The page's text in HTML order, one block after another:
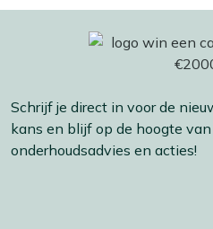
Schrijf je direct in voor de
kans en blijf op de hoogte
onderhoudsadvies en acties!